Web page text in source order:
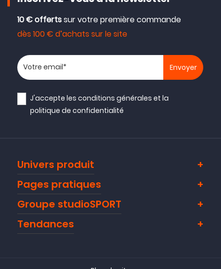
10 € offertssur votre première commande
dès 100 € d’achats sur le site
Votre adresse email
J'accepte lesconditions générales et la
politique de confidentialité
Univers produit
Pages pratiques
Groupe studioSPORT
Tendances